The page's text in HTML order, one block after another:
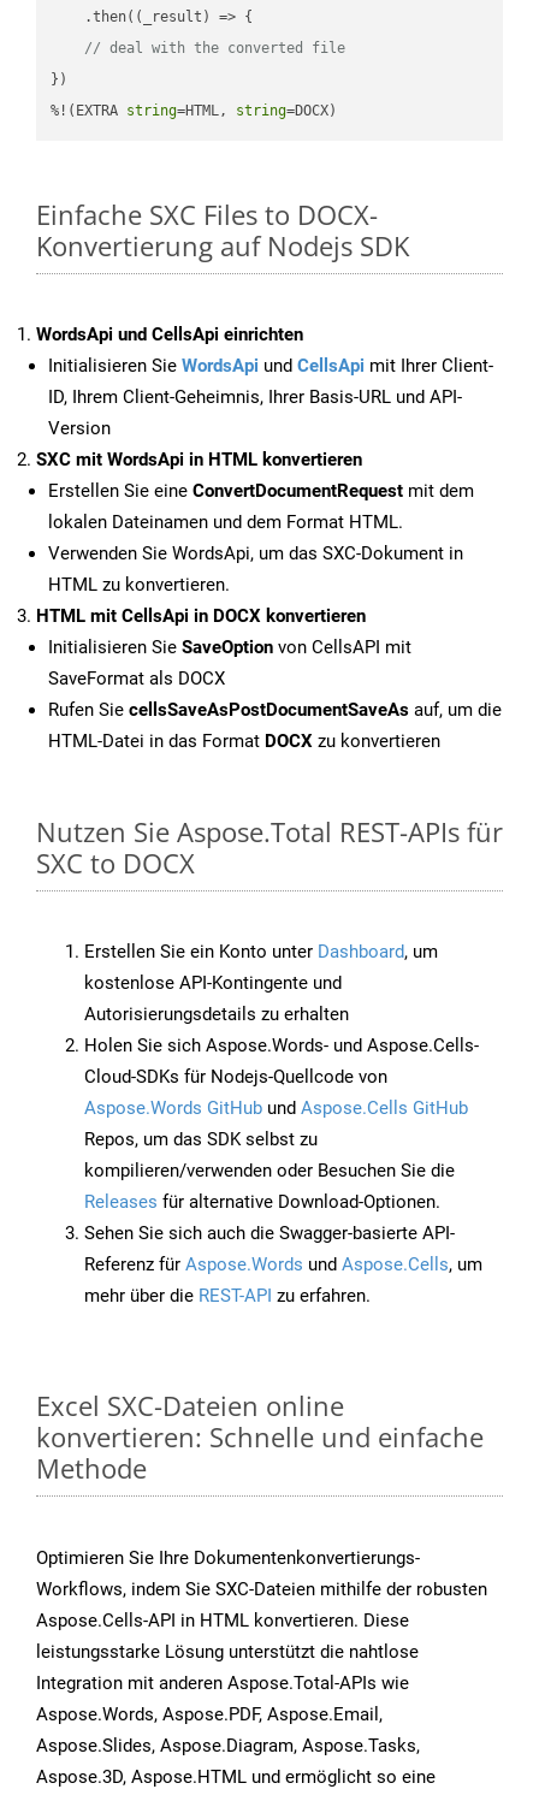
    .then(
( _result ) => {
// deal with the converted file
})
%!(EXTRA string=HTML, string=DOCX)
Einfache SXC Files to DOCX-
Konvertierung auf Nodejs SDK
WordsApi und CellsApi einrichten
Initialisieren Sie WordsApi und CellsApi mit Ihrer Client-
ID, Ihrem Client-Geheimnis, Ihrer Basis-URL und API-
Version
SXC mit WordsApi in HTML konvertieren
Erstellen Sie eine ConvertDocumentRequest mit dem
lokalen Dateinamen und dem Format HTML.
Verwenden Sie WordsApi, um das SXC-Dokument in
HTML zu konvertieren.
HTML mit CellsApi in DOCX konvertieren
Initialisieren Sie SaveOption von CellsAPI mit
SaveFormat als DOCX
Rufen Sie cellsSaveAsPostDocumentSaveAs auf, um die
HTML-Datei in das Format DOCX zu konvertieren
Nutzen Sie Aspose.Total REST-APIs für
SXC to DOCX
Erstellen Sie ein Konto unter Dashboard, um
kostenlose API-Kontingente und
Autorisierungsdetails zu erhalten
Holen Sie sich Aspose.Words- und Aspose.Cells-
Cloud-SDKs für Nodejs-Quellcode von
Aspose.Words GitHub und Aspose.Cells GitHub
Repos, um das SDK selbst zu
kompilieren/verwenden oder Besuchen Sie die
Releases für alternative Download-Optionen.
Sehen Sie sich auch die Swagger-basierte API-
Referenz für Aspose.Words und Aspose.Cells, um
mehr über die REST-API zu erfahren.
Excel SXC-Dateien online
konvertieren: Schnelle und einfache
Methode
Optimieren Sie Ihre Dokumentenkonvertierungs-
Workflows, indem Sie SXC-Dateien mithilfe der robusten
Aspose.Cells-API in HTML konvertieren. Diese
leistungsstarke Lösung unterstützt die nahtlose
Integration mit anderen Aspose.Total-APIs wie
Aspose.Words, Aspose.PDF, Aspose.Email,
Aspose.Slides, Aspose.Diagram, Aspose.Tasks,
Aspose.3D, Aspose.HTML und ermöglicht so eine